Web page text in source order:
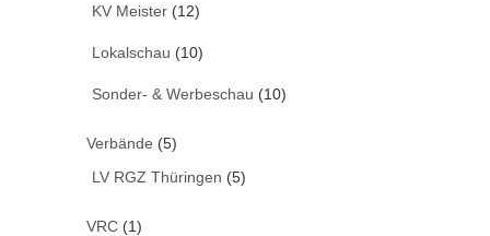
KV Meister (12)
Lokalschau (10)
Sonder- & Werbeschau (10)
Verbände (5)
LV RGZ Thüringen (5)
VRC (1)